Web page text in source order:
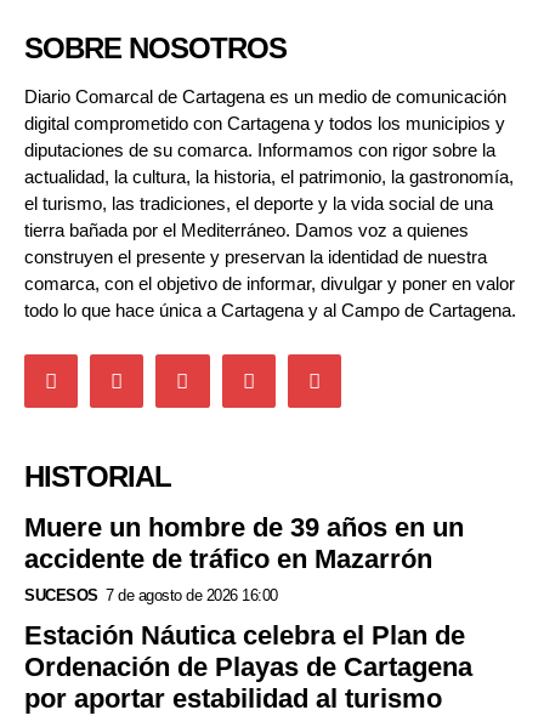
SOBRE NOSOTROS
Diario Comarcal de Cartagena es un medio de comunicación
digital comprometido con Cartagena y todos los municipios y
diputaciones de su comarca. Informamos con rigor sobre la
actualidad, la cultura, la historia, el patrimonio, la gastronomía,
el turismo, las tradiciones, el deporte y la vida social de una
tierra bañada por el Mediterráneo. Damos voz a quienes
construyen el presente y preservan la identidad de nuestra
comarca, con el objetivo de informar, divulgar y poner en valor
todo lo que hace única a Cartagena y al Campo de Cartagena.
HISTORIAL
Muere un hombre de 39 años en un
accidente de tráfico en Mazarrón
SUCESOS 7 de agosto de 2026 16:00
Estación Náutica celebra el Plan de
Ordenación de Playas de Cartagena
por aportar estabilidad al turismo